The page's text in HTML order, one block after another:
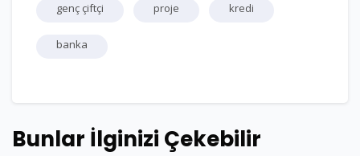
genç çiftçi proje kredi
banka
Bunlar İlginizi Çekebilir